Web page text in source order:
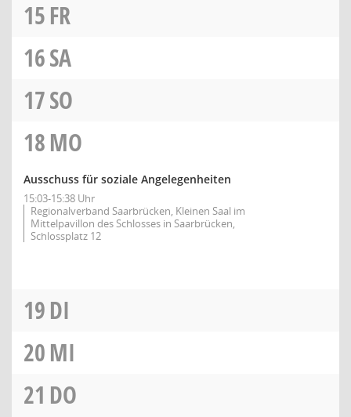
15FR
16SA
17SO
18MO
Ausschuss für soziale Angelegenheiten
15:03-15:38 Uhr
Regionalverband Saarbrücken, Kleinen Saal im
Mittelpavillon des Schlosses in Saarbrücken,
Schlossplatz 12
19DI
20MI
21 DO